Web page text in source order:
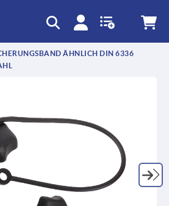
ÄHNLICH DIN 6336